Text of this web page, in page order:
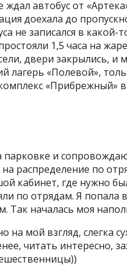
ждал автобус от
доехала до
не записался в какой-
1,5 часа на
двери закрылись,
лагерь «Полевой»,
«Прибрежный»
парковке и
распределение по
кабинет, где нужно
по отрядам. Я попала
Так началась моя
на мой взгляд, слегка
читать интересно,